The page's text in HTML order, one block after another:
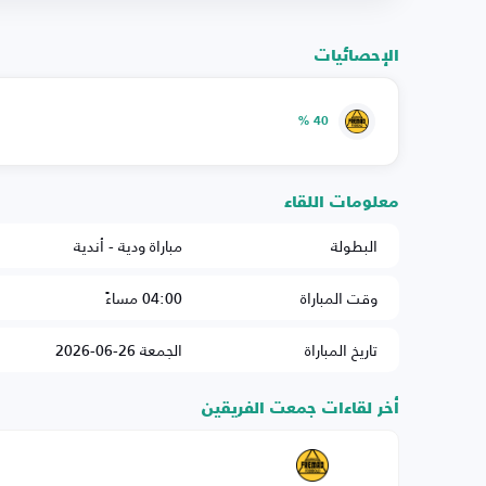
الإحصائيات
40 %
معلومات اللقاء
البطولة
مباراة ودية - أندية
وقت المباراة
04:00 مساءً
تاريخ المباراة
الجمعة 26-06-2026
أخر لقاءات جمعت الفريقين